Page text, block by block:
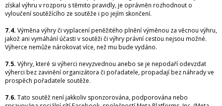
získal výhru v rozporu s těmito pravidly, je oprávněn rozhodnout o
vyloučení soutěžícího ze soutěže i po jejím skončení.
7.4. Výměna výhry či vyplacení peněžitého plnění výměnou za věcnou výhru,
jakož ani vymáhání účasti v soutěži či výhry právní cestou nejsou možné.
Výherce nemůže nárokovat více, než mu bude vydáno.
7.5. Výhry, které si výherci nevyzvednou anebo se je nepodaří odevzdat
výherci bez zavinění organizátora či pořadatele, propadají bez náhrady ve
prospěch pořadatele soutěže.
7.6. Tato soutěž není jakkoliv sponzorována, podporována nebo